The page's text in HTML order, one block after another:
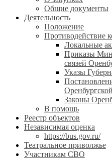
Общие документы
Деятельность
Положение
Противодействие
Локальные
Приказы
связей
Указы
Законы
В помощь
Реестр объектов
Независимая оценка
https://bus.gov.ru/
Театральное приволжье
Участникам СВО